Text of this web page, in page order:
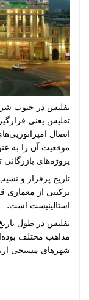
تفلیس در جنوب
تفلیس یعنی
اتصال
موقعیت آن را به
پروژه‌های
تاریخ پرفراز و
ترکیبی از معماری
استالینیست است.
تفلیس در طول
مذاهب مختلف
شهرهای مسیحی